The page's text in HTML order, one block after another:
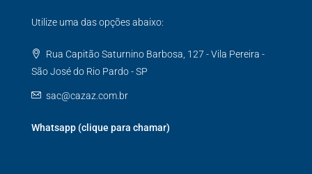
Utilize uma das opções abaixo:
Rua Capitão Saturnino Barbosa, 127 - Vila Pereira -
São José do Rio Pardo - SP
sac@cazaz.com.br
Whatsapp (clique para chamar)